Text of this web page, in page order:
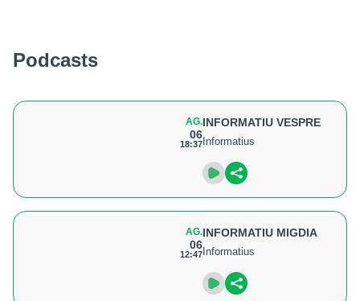
Podcasts
AG.
06
18:37
INFORMATIU VESPRE
Informatius
AG.
06
12:47
INFORMATIU MIGDIA
Informatius